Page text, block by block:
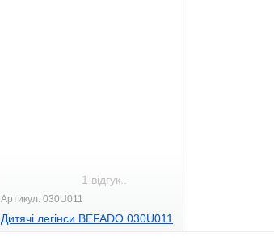
1 відгук..
Артикул: 030U011
Дитячі легінси BEFADO 030U011